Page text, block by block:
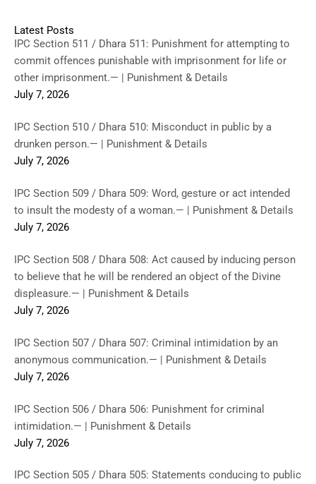
Latest Posts
IPC Section 511 / Dhara 511: Punishment for attempting to
commit offences punishable with imprisonment for life or
other imprisonment.— | Punishment & Details
July 7, 2026
IPC Section 510 / Dhara 510: Misconduct in public by a
drunken person.— | Punishment & Details
July 7, 2026
IPC Section 509 / Dhara 509: Word, gesture or act intended
to insult the modesty of a woman.— | Punishment & Details
July 7, 2026
IPC Section 508 / Dhara 508: Act caused by inducing person
to believe that he will be rendered an object of the Divine
displeasure.— | Punishment & Details
July 7, 2026
IPC Section 507 / Dhara 507: Criminal intimidation by an
anonymous communication.— | Punishment & Details
July 7, 2026
IPC Section 506 / Dhara 506: Punishment for criminal
intimidation.— | Punishment & Details
July 7, 2026
IPC Section 505 / Dhara 505: Statements conducing to public